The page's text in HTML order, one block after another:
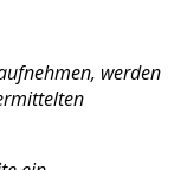
werden